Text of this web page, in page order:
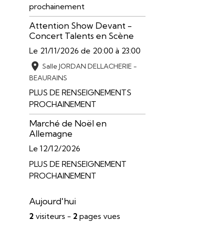
prochainement
Attention Show Devant -
Concert Talents en Scène
Le 21/11/2026 de 20:00 à 23:00
Salle JORDAN DELLACHERIE -
BEAURAINS
PLUS DE RENSEIGNEMENTS
PROCHAINEMENT
Marché de Noël en
Allemagne
Le 12/12/2026
PLUS DE RENSEIGNEMENT
PROCHAINEMENT
Aujourd'hui
2visiteurs - 2pages vues